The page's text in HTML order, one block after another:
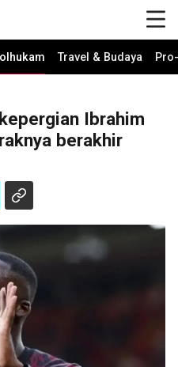
Travel & Budaya
Ibrahim
berakhir